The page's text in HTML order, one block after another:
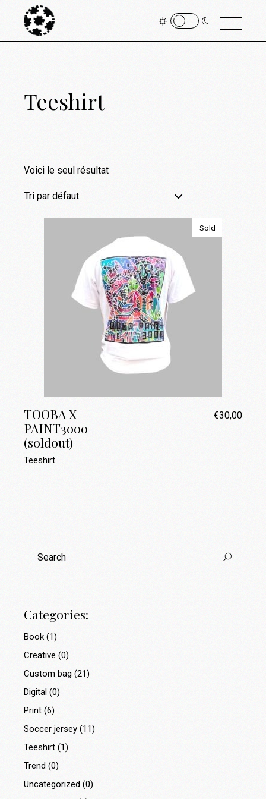
Teeshirt
Voici le seul résultat
Tri par défaut
Sold
TOOBA X
PAINT3000
(soldout)
€30,00
Teeshirt
Search
Categories:
Book (1)
Creative (0)
Custom bag (21)
Digital (0)
Print (6)
Soccer jersey (11)
Teeshirt (1)
Trend (0)
Uncategorized (0)